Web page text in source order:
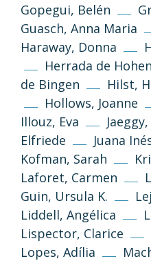
Gopegui, Belén
Guasch, Anna Maria
Haraway, Donna
Herrada de
de Bingen
Hilst,
Hollows, Joanne
Illouz, Eva
Elfriede
Juana
Kofman, Sarah
Laforet, Carmen
Guin, Ursula K.
Liddell, Angélica
Lispector, Clarice
Lopes, Adília